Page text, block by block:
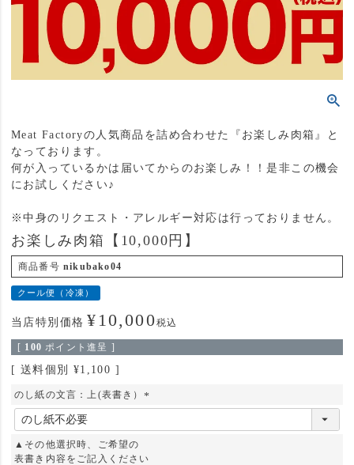
Meat Factoryの人気商品を詰め合わせた『お楽しみ肉箱』と
なっております。
何が入っているかは届いてからのお楽しみ！！是非この機会
にお試しください♪
※中身のリクエスト・アレルギー対応は行っておりません。
お楽しみ肉箱【10,000円】
商品番号 nikubako04
クール便（冷凍）
当店特別価格 ¥ 10,000税込
[ 100 ポイント進呈 ]
送料個別 ¥1,100
のし紙の文言：上(表書き）
(
)
▲その他選択時、ご希望の
表書き内容をご記入ください